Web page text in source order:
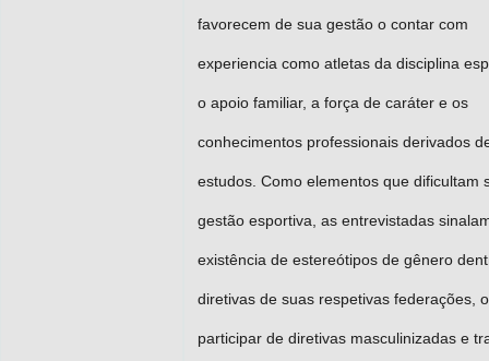
favorecem de sua gestão o contar com
experiencia como atletas da disciplina
o apoio familiar, a força de caráter e os
conhecimentos professionais derivados
estudos. Como elementos que dificultam
gestão esportiva, as entrevistadas
existência de estereótipos de gênero
diretivas de suas respetivas federações, o
participar de diretivas masculinizadas e